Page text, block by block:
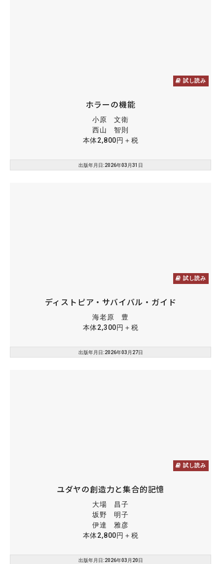
試し読み
ホラーの機能
小原 文衛
西山 智則
本体2,800円＋税
出版年月日:2026年03月31日
試し読み
ディストピア・サバイバル・ガイド
海老原 豊
本体2,300円＋税
出版年月日:2026年03月27日
試し読み
ユダヤの創造力と集合的記憶
大場 昌子
坂野 明子
伊達 雅彦
本体2,800円＋税
出版年月日:2026年03月20日